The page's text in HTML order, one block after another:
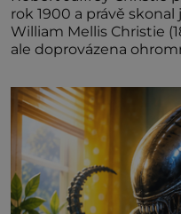
rok 1900 a právě
William Mellis Christie
ale doprovázena